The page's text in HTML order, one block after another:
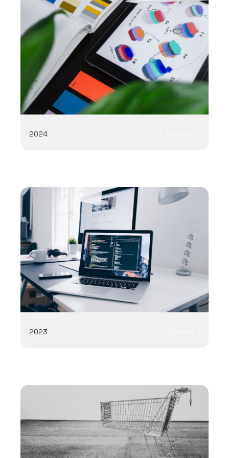
GSAP Framer Motion
2024
Tailwind React Conversion
2023